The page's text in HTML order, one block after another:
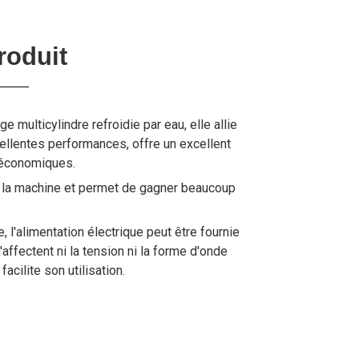
multicylindre refroidie par eau, elle allie
performances, offre un excellent
machine et permet de gagner beaucoup
l'alimentation électrique peut être fournie
ni la tension ni la forme d'onde
son utilisation.